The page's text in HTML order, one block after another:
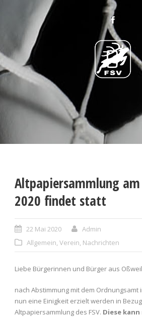
Altpapiersammlung am
2020 findet statt
22 Mai 2020
Admin
Allgemein, Verein, Nachrichten
Liebe Bürgerinnen und Bürger aus
nach Abstimmung mit dem Ordnungsamt
nun eine Einigkeit erzielt werden in
Altpapiersammlung des FSV. Diese